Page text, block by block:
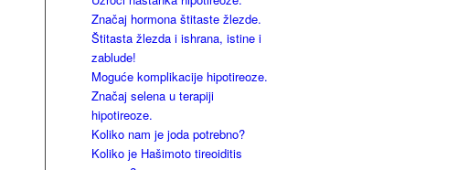
Značaj hormona štitaste žlezde.
Štitasta žlezda i ishrana, istine i
zablude!
Moguće komplikacije hipotireoze.
Značaj selena u terapiji
hipotireoze.
Koliko nam je joda potrebno?
Koliko je Hašimoto tireoiditis